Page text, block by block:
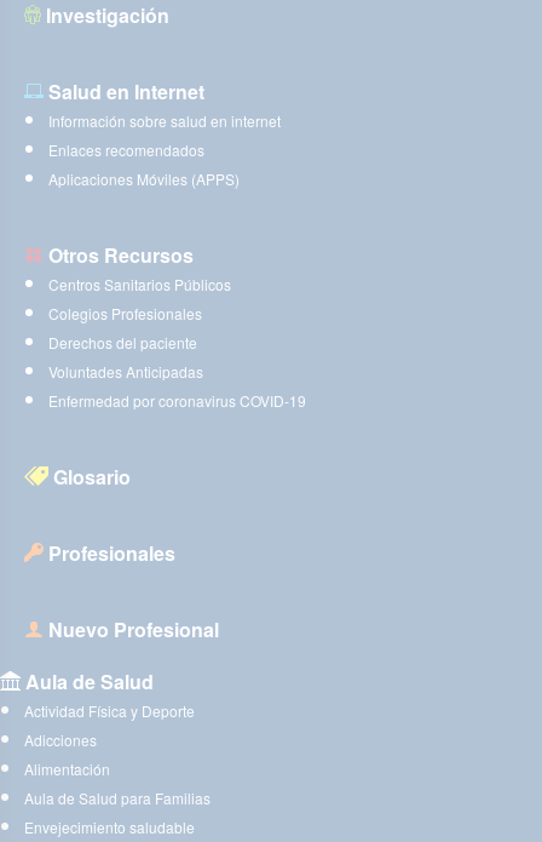
Investigación
Salud en Internet
Información sobre salud en internet
Enlaces recomendados
Aplicaciones Móviles (APPS)
Otros Recursos
Centros Sanitarios Públicos
Colegios Profesionales
Derechos del paciente
Voluntades Anticipadas
Enfermedad por coronavirus COVID-19
Glosario
Profesionales
Nuevo Profesional
Aula de Salud
Actividad Física y Deporte
Adicciones
Alimentación
Aula de Salud para Familias
Envejecimiento saludable